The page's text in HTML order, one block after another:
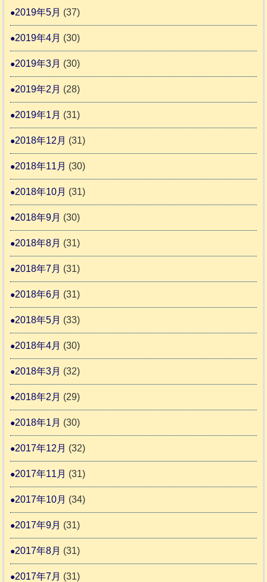
2019年5月 (37)
2019年4月 (30)
2019年3月 (30)
2019年2月 (28)
2019年1月 (31)
2018年12月 (31)
2018年11月 (30)
2018年10月 (31)
2018年9月 (30)
2018年8月 (31)
2018年7月 (31)
2018年6月 (31)
2018年5月 (33)
2018年4月 (30)
2018年3月 (32)
2018年2月 (29)
2018年1月 (30)
2017年12月 (32)
2017年11月 (31)
2017年10月 (34)
2017年9月 (31)
2017年8月 (31)
2017年7月 (31)